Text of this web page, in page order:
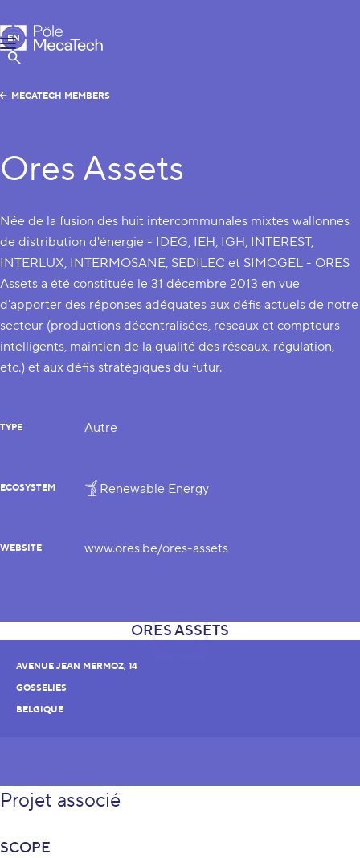
MecaTech
Menu
Show Search
EN
FR
MECATECH MEMBERS
Ores Assets
Née de la fusion des huit intercommunales mixtes wallonnes
de distribution d'énergie - IDEG, IEH, IGH, INTEREST,
INTERLUX, INTERMOSANE, SEDILEC et SIMOGEL - ORES
Assets a été constituée le 31 décembre 2013 en vue
d'apporter des réponses adéquates aux défis actuels de notre
secteur (productions décentralisées, réseaux et compteurs
intelligents, maintien de la qualité des réseaux, régulation,
etc.) et aux défis stratégiques du futur.
TYPE Autre
ECOSYSTEM Renewable Energy
WEBSITE www.ores.be/ores-assets
AVENUE JEAN MERMOZ, 14
GOSSELIES
BELGIQUE
Projet associé
SCOPE